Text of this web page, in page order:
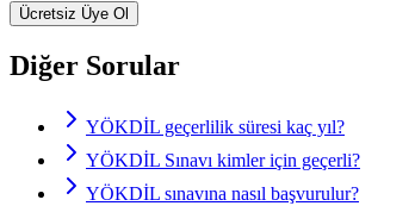
Ücretsiz Üye Ol
Diğer Sorular
YÖKDİL geçerlilik süresi kaç yıl?
YÖKDİL Sınavı kimler için geçerli?
YÖKDİL sınavına nasıl başvurulur?